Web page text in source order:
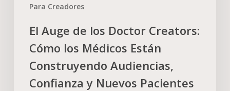
Para Creadores
El Auge de los Doctor Creators:
Cómo los Médicos Están
Construyendo Audiencias,
Confianza y Nuevos Pacientes